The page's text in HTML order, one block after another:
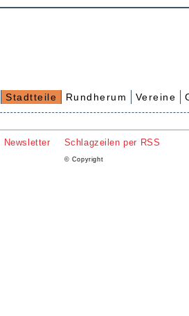
Stadtteile Rundherum Vereine
Newsletter Schlagzeilen per RSS
© Copyright